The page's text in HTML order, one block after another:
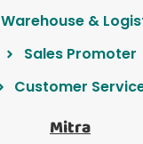
Warehouse &
Sales Promoter
Customer
Mitra